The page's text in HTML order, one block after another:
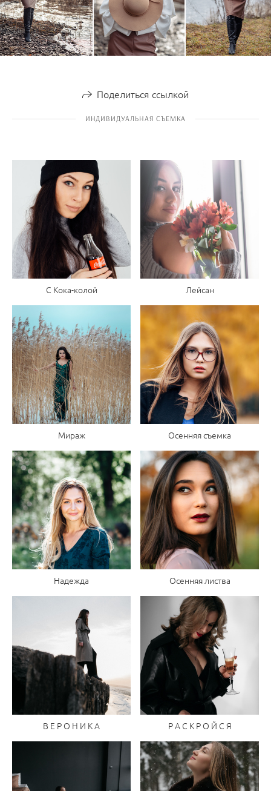
Поделиться ссылкой
ИНДИВИДУАЛЬНАЯ СЪЕМКА
С Кока-колой Лейсан
Мираж Осенняя съемка
Надежда Осенняя листва
В Е Р О Н И К А Р А С К Р О Й С Я